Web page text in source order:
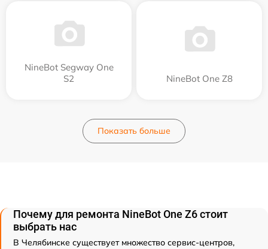
NineBot Segway One
S2
NineBot One Z8
Показать больше
Почему для ремонта NineBot One Z6 стоит
выбрать нас
В Челябинске существует множество сервис-центров,